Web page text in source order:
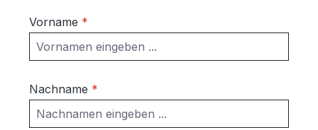
Vorname *
Nachname *